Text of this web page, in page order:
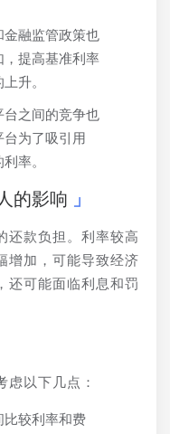
金融监管政策也
提高基准利率
升。
台之间的竞争也
为了吸引用
率。
的影响
还款负担。利率较高
增加，可能导致经济
还可能面临利息和罚
虑以下几点：
比较利率和费